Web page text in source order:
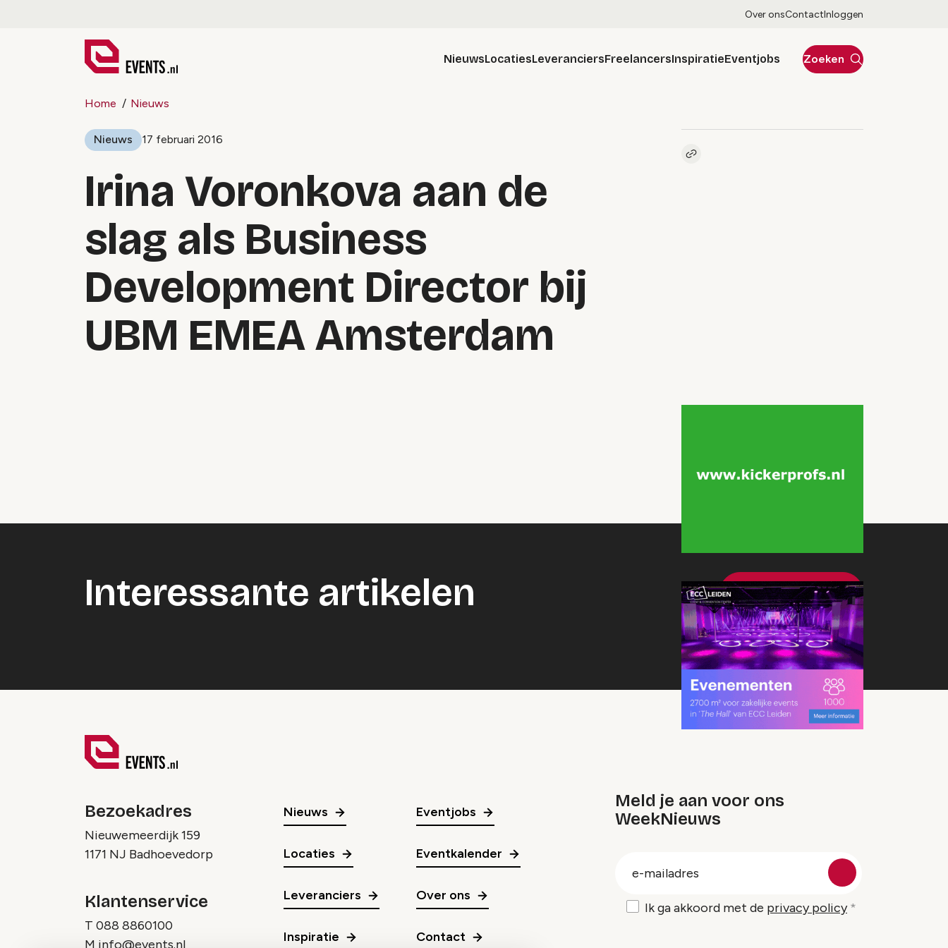
Over onsContactInloggen
NieuwsLocatiesLeveranciersFreelancersInspiratieEventjobs Zoeken
Home Nieuws
Nieuws 17 februari 2016
Irina Voronkova aan de
slag als Business
Development Director bij
UBM EMEA Amsterdam
Kopieer link naar artikel
Interessante artikelen Bekijk meer nieuws
Bezoekadres
Nieuwemeerdijk 159
1171 NJ Badhoevedorp
Klantenservice
T 088 8860100
M info@events.nl
Nieuws
Locaties
Leveranciers
Inspiratie
Eventjobs
Eventkalender
Over ons
Contact
Meld je aan voor ons
WeekNieuws
Ik ga akkoord met de privacy policy